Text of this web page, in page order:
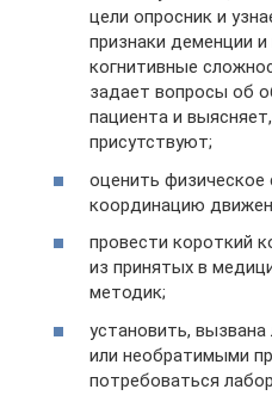
цели опросник и
признаки деменции
когнитивные
задает вопросы об
пациента и
присутствуют;
оценить физическое
координацию
провести короткий
из принятых в
методик;
установить,
или необратимыми
потребоваться